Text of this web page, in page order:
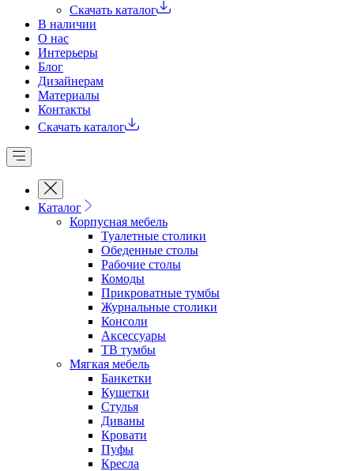
Скачать каталог
В наличии
О нас
Интерьеры
Блог
Дизайнерам
Материалы
Контакты
Скачать каталог
Каталог
Корпусная мебель
Туалетные столики
Обеденные cтолы
Рабочие столы
Комоды
Прикроватные тумбы
Журнальные столики
Консоли
Аксессуары
ТВ тумбы
Мягкая мебель
Банкетки
Кушетки
Стулья
Диваны
Кровати
Пуфы
Кресла